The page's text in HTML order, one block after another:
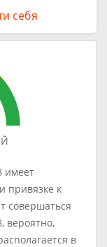
себя
имеет
привязке к
совершаться
вероятно,
в